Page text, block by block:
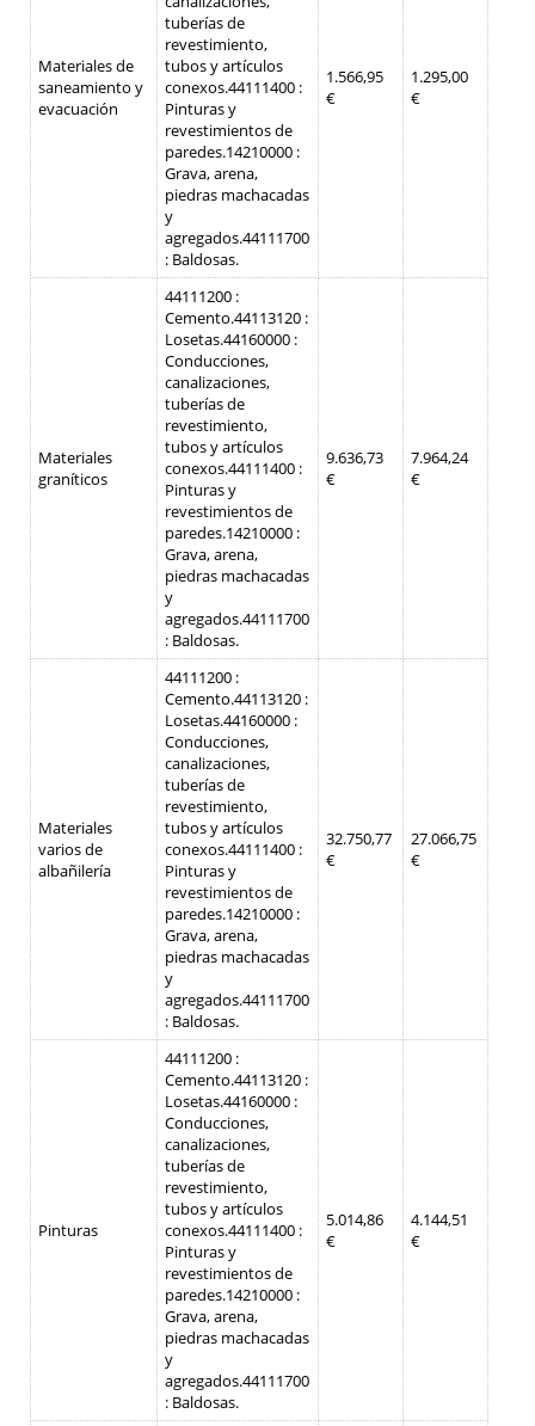
Materiales de
saneamiento y
evacuación
tuberías de
revestimiento,
tubos y artículos
conexos.44111400 :
Pinturas y
revestimientos de
paredes.14210000 :
Grava, arena,
piedras machacadas
y
agregados.44111700
: Baldosas.
1.566,95
€
1.295,00
€
Materiales
graníticos
44111200 :
Cemento.44113120 :
Losetas.44160000 :
Conducciones,
canalizaciones,
tuberías de
revestimiento,
tubos y artículos
conexos.44111400 :
Pinturas y
revestimientos de
paredes.14210000 :
Grava, arena,
piedras machacadas
y
agregados.44111700
: Baldosas.
9.636,73
€
7.964,24
€
Materiales
varios de
albañilería
44111200 :
Cemento.44113120 :
Losetas.44160000 :
Conducciones,
canalizaciones,
tuberías de
revestimiento,
tubos y artículos
conexos.44111400 :
Pinturas y
revestimientos de
paredes.14210000 :
Grava, arena,
piedras machacadas
y
agregados.44111700
: Baldosas.
32.750,77
€
27.066,75
€
Pinturas
44111200 :
Cemento.44113120 :
Losetas.44160000 :
Conducciones,
canalizaciones,
tuberías de
revestimiento,
tubos y artículos
conexos.44111400 :
Pinturas y
revestimientos de
paredes.14210000 :
Grava, arena,
piedras machacadas
y
agregados.44111700
: Baldosas.
5.014,86
€
4.144,51
€